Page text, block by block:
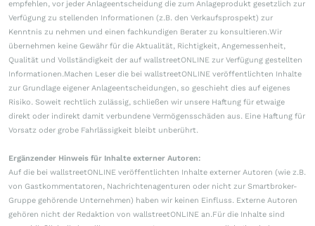
empfehlen, vor jeder Anlageentscheidung die zum Anlageprodukt gesetzlich zur
Verfügung zu stellenden Informationen (z.B. den Verkaufsprospekt) zur
Kenntnis zu nehmen und einen fachkundigen Berater zu konsultieren.Wir
übernehmen keine Gewähr für die Aktualität, Richtigkeit, Angemessenheit,
Qualität und Vollständigkeit der auf wallstreetONLINE zur Verfügung gestellten
Informationen.Machen Leser die bei wallstreetONLINE veröffentlichten Inhalte
zur Grundlage eigener Anlageentscheidungen, so geschieht dies auf eigenes
Risiko. Soweit rechtlich zulässig, schließen wir unsere Haftung für etwaige
direkt oder indirekt damit verbundene Vermögensschäden aus. Eine Haftung für
Vorsatz oder grobe Fahrlässigkeit bleibt unberührt.
Ergänzender Hinweis für Inhalte externer Autoren:
Auf die bei wallstreetONLINE veröffentlichten Inhalte externer Autoren (wie z.B.
von Gastkommentatoren, Nachrichtenagenturen oder nicht zur Smartbroker-
Gruppe gehörende Unternehmen) haben wir keinen Einfluss. Externe Autoren
gehören nicht der Redaktion von wallstreetONLINE an.Für die Inhalte sind